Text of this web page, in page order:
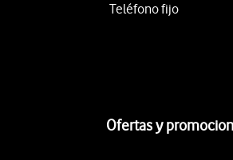
Teléfono fijo
Ofertas y